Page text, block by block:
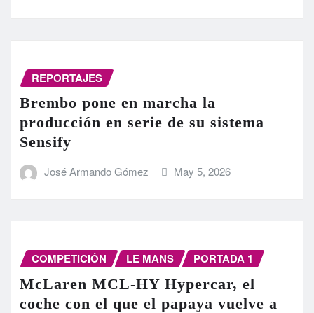
REPORTAJES
Brembo pone en marcha la
producción en serie de su sistema
Sensify
José Armando Gómez May 5, 2026
COMPETICIÓN LE MANS PORTADA 1
McLaren MCL-HY Hypercar, el
coche con el que el papaya vuelve a